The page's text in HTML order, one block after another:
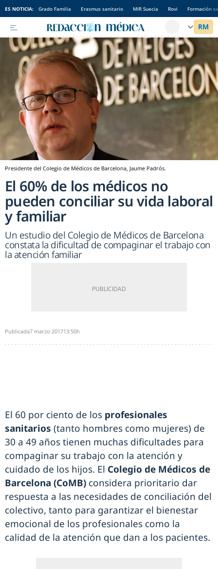
ES NOTICIA: Grado Familia Erasmus sanitario MIR Suecia Rovi Formación
Presidente del Colegio de Médicos de Barcelona, Jaume Padrós.
El 60% de los médicos no
pueden conciliar su vida laboral
y familiar
Un estudio del Colegio de Médicos de Barcelona
constata la dificultad de compaginar el trabajo con
la atención familiar
Publicada7 marzo 201713:50h
El 60 por ciento de los profesionales
sanitarios (tanto hombres como mujeres) de
30 a 49 años tienen muchas dificultades para
compaginar su trabajo con la atención y
cuidado de los hijos. El Colegio de Médicos de
Barcelona (CoMB) considera prioritario dar
respuesta a las necesidades de conciliación del
colectivo, tanto para garantizar el bienestar
emocional de los profesionales como la
calidad de la atención que dan a los pacientes.